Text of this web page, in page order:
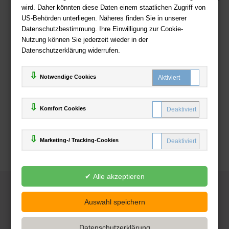
wird. Daher könnten diese Daten einem staatlichen Zugriff von
US-Behörden unterliegen. Näheres finden Sie in unserer
Datenschutzbestimmung. Ihre Einwilligung zur Cookie-
Nutzung können Sie jederzeit wieder in der
Datenschutzerklärung widerrufen.
Notwendige Cookies
Komfort Cookies
Marketing-/ Tracking-Cookies
Zahlweisen
Deutsche-Buchhandlung.de
www.deutsche-buchhandlung.de ist ein Angebot der
Handelsgesellschaft mbH
Powered by Inooga